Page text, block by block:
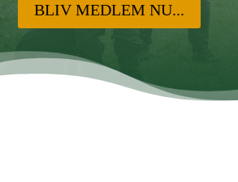
BLIV MEDLEM NU...